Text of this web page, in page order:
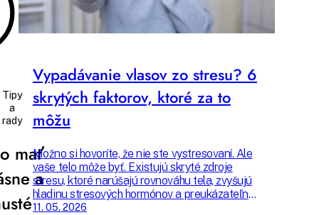
Budete čítať pre
6 min
Tipy
a
rady
mať
a
Vypadávanie vlasov zo stresu? 6
skrytých faktorov, ktoré za to
môžu
Možno si hovoríte, že nie ste vystresovaní. Ale
vaše telo môže byť. Existujú skryté zdroje
stresu, ktoré narúšajú rovnováhu tela, zvyšujú
hladinu stresových hormónov a preukázateľne
spôsobujú nadmerné vypadávanie vlasov.
11. 05. 2026